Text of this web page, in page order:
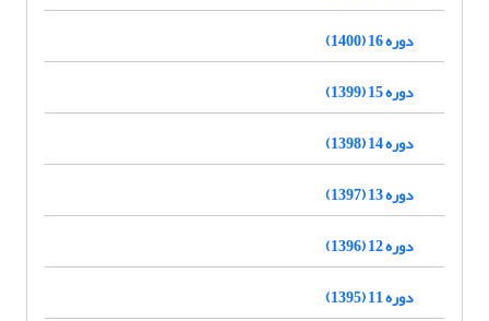
دوره 16 (1400)
دوره 15 (1399)
دوره 14 (1398)
دوره 13 (1397)
دوره 12 (1396)
دوره 11 (1395)